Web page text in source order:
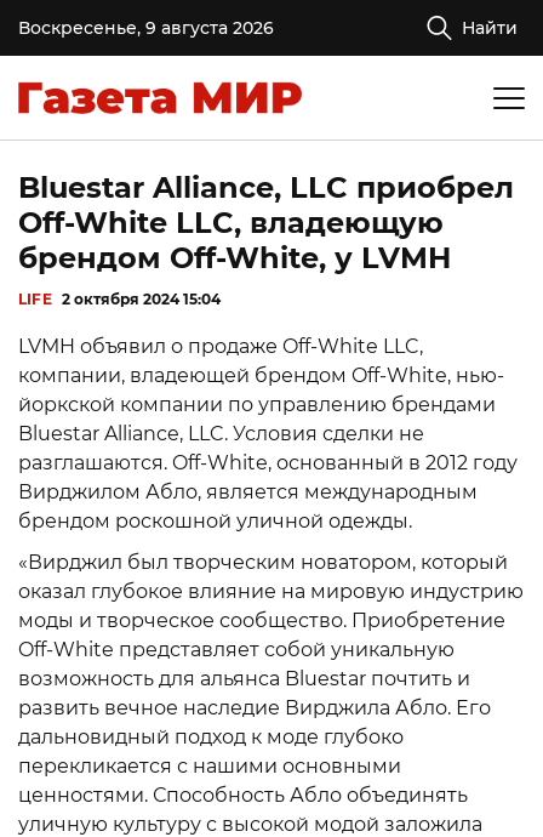
Воскресенье, 9 августа 2026 Найти
Bluestar Alliance, LLC приобрел
Off-White LLC, владеющую
брендом Off-White, у LVMH
LIFE 2 октября 2024 15:04
LVMH объявил о продаже Off-White LLC,
компании, владеющей брендом Off-White, нью-
йоркской компании по управлению брендами
Bluestar Alliance, LLC. Условия сделки не
разглашаются. Off-White, основанный в 2012 году
Вирджилом Абло, является международным
брендом роскошной уличной одежды.
«Вирджил был творческим новатором, который
оказал глубокое влияние на мировую индустрию
моды и творческое сообщество. Приобретение
Off-White представляет собой уникальную
возможность для альянса Bluestar почтить и
развить вечное наследие Вирджила Абло. Его
дальновидный подход к моде глубоко
перекликается с нашими основными
ценностями. Способность Абло объединять
уличную культуру с высокой модой заложила